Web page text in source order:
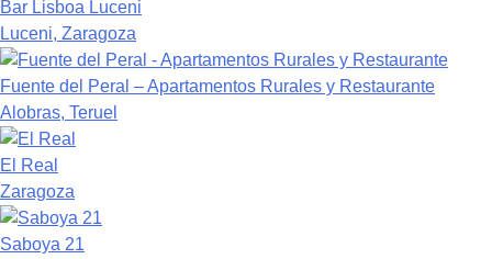
Bar Lisboa Luceni
Luceni, Zaragoza
Fuente del Peral – Apartamentos Rurales y Restaurante
Alobras, Teruel
El Real
Zaragoza
Saboya 21